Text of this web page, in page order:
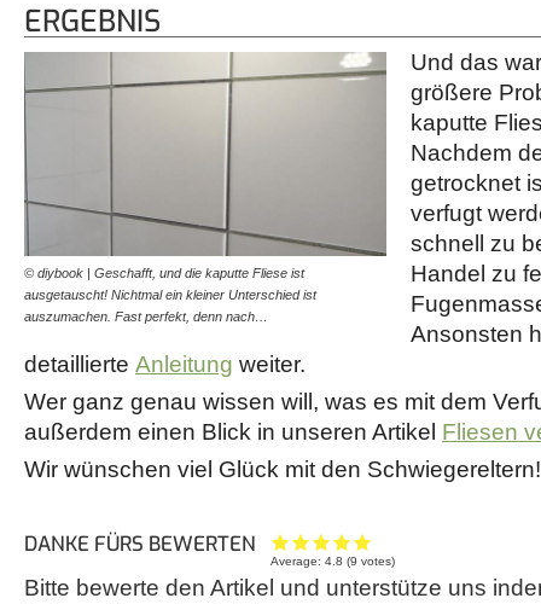
ERGEBNIS
© diybook | Geschafft, und die kaputte Fliese ist
ausgetauscht! Nichtmal ein kleiner Unterschied ist
auszumachen. Fast perfekt, denn nach…
Und das
größere
kaputte
Nachdem
getrocknet
verfugt
schnell zu
Handel zu
Ansonsten
detaillierte Anleitung weiter.
Wer ganz genau wissen will, was es mit dem
außerdem einen Blick in unseren Artikel Fliesen
Wir wünschen viel Glück mit den Schwiegereltern!
DANKE FÜRS BEWERTEN
Average:4.8 (9 votes)
Bitte bewerte den Artikel und unterstütze uns